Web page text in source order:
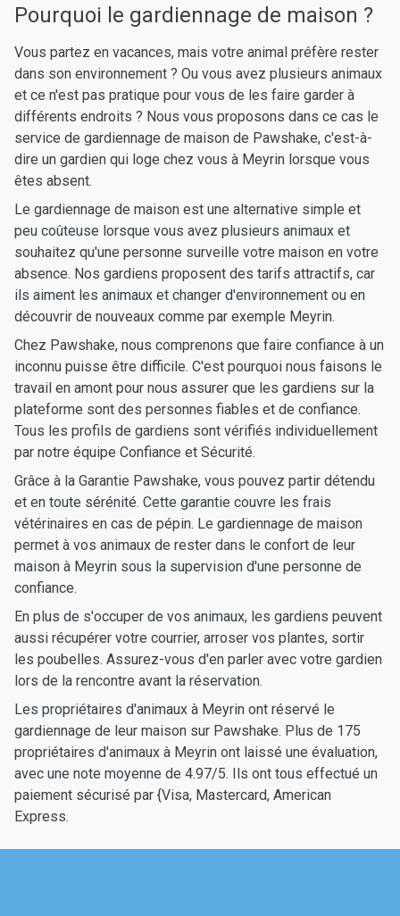
Pourquoi le gardiennage de maison ?
Vous partez en vacances, mais votre animal préfère rester
dans son environnement ? Ou vous avez plusieurs animaux
et ce n'est pas pratique pour vous de les faire garder à
différents endroits ? Nous vous proposons dans ce cas le
service de gardiennage de maison de Pawshake, c'est-à-
dire un gardien qui loge chez vous à Meyrin lorsque vous
êtes absent.
Le gardiennage de maison est une alternative simple et
peu coûteuse lorsque vous avez plusieurs animaux et
souhaitez qu'une personne surveille votre maison en votre
absence. Nos gardiens proposent des tarifs attractifs, car
ils aiment les animaux et changer d'environnement ou en
découvrir de nouveaux comme par exemple Meyrin.
Chez Pawshake, nous comprenons que faire confiance à un
inconnu puisse être difficile. C'est pourquoi nous faisons le
travail en amont pour nous assurer que les gardiens sur la
plateforme sont des personnes fiables et de confiance.
Tous les profils de gardiens sont vérifiés individuellement
par notre équipe Confiance et Sécurité.
Grâce à la Garantie Pawshake, vous pouvez partir détendu
et en toute sérénité. Cette garantie couvre les frais
vétérinaires en cas de pépin. Le gardiennage de maison
permet à vos animaux de rester dans le confort de leur
maison à Meyrin sous la supervision d'une personne de
confiance.
En plus de s'occuper de vos animaux, les gardiens peuvent
aussi récupérer votre courrier, arroser vos plantes, sortir
les poubelles. Assurez-vous d'en parler avec votre gardien
lors de la rencontre avant la réservation.
Les propriétaires d'animaux à Meyrin ont réservé le
gardiennage de leur maison sur Pawshake. Plus de 175
propriétaires d'animaux à Meyrin ont laissé une évaluation,
avec une note moyenne de 4.97/5. Ils ont tous effectué un
paiement sécurisé par {Visa, Mastercard, American
Express.